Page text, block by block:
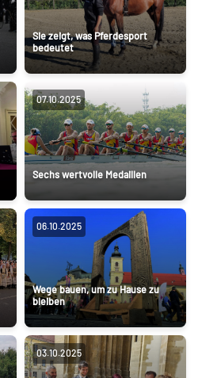
Sie zeigt, was Pferdesport
bedeutet
07.10.2025
Sechs wertvolle Medaillen
06.10.2025
Wege bauen, um zu Hause zu
bleiben
03.10.2025